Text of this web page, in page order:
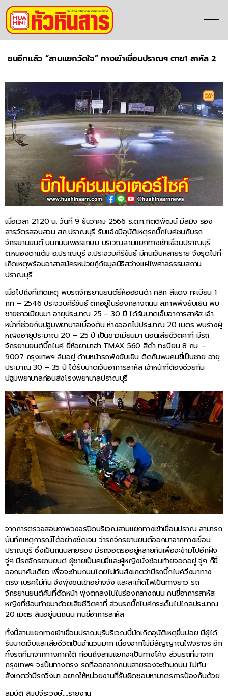
ชนอีกแล้ว “สามแยกวัดใจ” ทางเข้าเขื่อนปราณฯ ตาย1 สาหัส 2
เมื่อเวลา 21.20 น. วันที่ 9 ธันวาคม 2566 ร.ต.ท.กิตติพัฒน์ มีสมิง รอง
สารวัตรสอบสวน สภ.ปราณบุรี รับแจ้งมีอุบัติเหตุรถบิ๊กไบค์ชนกับรถ
จักรยานยนต์ บนถนนเพชรเกษม บริเวณสามแยกทางเข้าเขื่อนปราณบุรี
ต.หนองตาแต้ม อ.ปราณบุรี จ.ประจวบคีรีขันธ์ มีคนเจ็บหลายราย จึงรุดไปที่
เกิดเหตุพร้อมอาสาสมัครหน่วยกู้ภัยมูลนิธิสว่างแผ่ไพศาลธรรมสถาน
ปราณบุรี
เมื่อไปถึงที่เกิดเหตุ พบรถจักรยานยนต์ยี่ห้อฮอนด้า คลิก สีแดง ทะเบียน 1
กท – 2546 ประจวบคีรีขันธ์ ตกอยู่ในร่องกลางถนน สภาพพังยับเยิน พบ
ชายชาวเมียนมา อายุประมาณ 25 – 30 ปี ได้รับบาดเจ็บอาการสาหัส เจ้า
หน้าที่ช่วยกันปฐมพยาบาลเบื้องต้น ห่างออกไปประมาณ 20 เมตร พบร่างผู้
หญิงอายุประมาณ 20 – 25 ปี เป็นชาวเมียนมา นอนเสียชีวิตคาที่ มีรถ
จักรยานยนต์บิ๊กไบค์ ยี่ห้อยามาฮ่า TMAX 560 สีดำ ทะเบียน 8 กษ –
9007 กรุงเทพฯ ล้มอยู่ ด้านหน้ารถพังยับเยิน ติดกันพบคนขี่เป็นชาย อายุ
ประมาณ 30 – 35 ปี ได้รับบาดเจ็บอาการสาหัส เจ้าหน้าที่ต้องช่วยกัน
ปฐมพยาบาลก่อนส่งโรงพยาบาลปราณบุรี
จากการตรวจสอบภาพวงจรปิดบริเวณสามแยกทางเข้าเขื่อนปราณ สามารถ
บันทึกเหตุการณ์ได้อย่างชัดเจน ว่ารถจักรยานยนต์ออกมาจากทางเขื่อน
ปราณบุรี ซึ่งเป็นถนนสายรอง มีรถจอดรออยู่หลายคันเพื่อจะข้ามไปอีกฝั่ง
จู่ๆ มีรถจักรยานยนต์ ผู้ชายเป็นคนขี่และผู้หญิงนั่งซ้อนท้ายจอดอยู่ จู่ๆ ก็ขี่
ออกมาคันเดียว เพื่อจะข้ามถนนโดยไม่ทันสังเกตว่ามีรถบิ๊กไบค์วิ่งมาทาง
ตรง เบรคไม่ทัน จึงพุ่งชนเข้าอย่างจัง และสะเก็ดไฟเป็นทางยาว รถ
จักรยานยนต์คันที่ตัดหน้า พุ่งตกลงไปในร่องกลางถนน คนขี่อาการสาหัส
หญิงที่ซ้อนท้ายมาด้วยเสียชีวิตคาที่ ส่วนรถบิ๊กไบค์กระเด็นไปไกลประมาณ
20 เมตร ล้มอยู่บนถนน คนขี่อาการสาหัส
ทั้งนี้สามแยกทางเข้าเขื่อนปราณบุรีบริเวณนี้มักเกิดอุบัติเหตุขึ้นบ่อย มีผู้ได้
รับบาดเจ็บและเสียชีวิตเป็นจำนวนมาก เนื่องจากไม่มีสัญญาณไฟจราจร อีก
ทั้งรถที่มาจากทางภาคใต้ ก่อนถึงสามแยกจะเป็นทางโค้ง ส่วนรถที่มาจาก
กรุงเทพฯ จะเป็นทางตรง รถที่ออกจากถนนสายรองจะข้ามถนน ไม่ทัน
สังเกตว่ามีรถวิ่งมา อยากให้หน่วยงานที่รับผิดชอบหามาตรการป้องกันด้วย.
สมบัติ ลิมปจีระวงษ์….รายงาน